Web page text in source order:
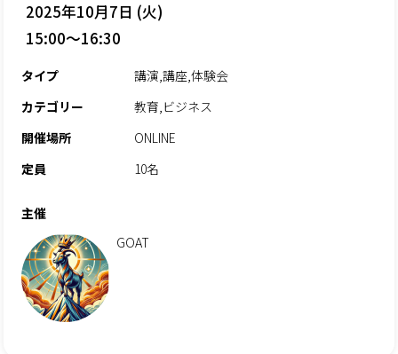
2025年10月7日 (火)
15:00～16:30
タイプ
講演,講座,体験会
カテゴリー
教育,ビジネス
開催場所
ONLINE
定員
10名
主催
GOAT